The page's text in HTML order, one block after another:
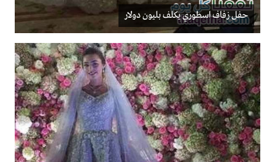
حفل زفاف اسطوري يكلف بليون دولار